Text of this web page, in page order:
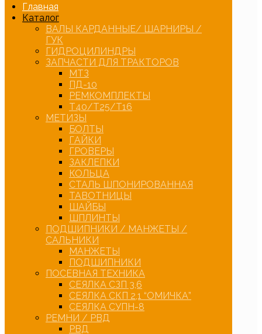
Главная
Каталог
ВАЛЫ КАРДАННЫЕ/ ШАРНИРЫ /
ГУК
ГИДРОЦИЛИНДРЫ
ЗАПЧАСТИ ДЛЯ ТРАКТОРОВ
МТЗ
ПД-10
РЕМКОМПЛЕКТЫ
Т40/Т25/Т16
МЕТИЗЫ
БОЛТЫ
ГАЙКИ
ГРОВЕРЫ
ЗАКЛЕПКИ
КОЛЬЦА
СТАЛЬ ШПОНИРОВАННАЯ
ТАВОТНИЦЫ
ШАЙБЫ
ШПЛИНТЫ
ПОДШИПНИКИ / МАНЖЕТЫ /
САЛЬНИКИ
МАНЖЕТЫ
ПОДШИПНИКИ
ПОСЕВНАЯ ТЕХНИКА
СЕЯЛКА СЗП 3,6
СЕЯЛКА СКП 2,1 “ОМИЧКА”
СЕЯЛКА СУПН-8
РЕМНИ / РВД
РВД